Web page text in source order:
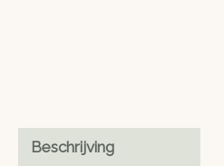
Beschrijving